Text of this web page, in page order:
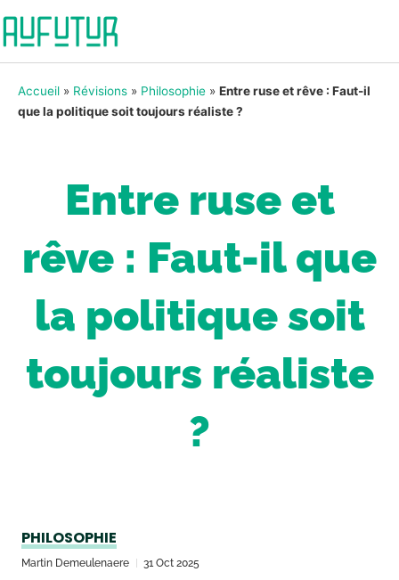
Accueil » Révisions » Philosophie » Entre ruse et rêve : Faut-il
que la politique soit toujours réaliste ?
Entre ruse et
rêve : Faut-il que
la politique soit
toujours réaliste
?
PHILOSOPHIE
Martin Demeulenaere 31 Oct 2025